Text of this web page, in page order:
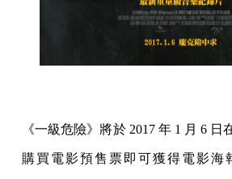
《一級危險》將於 2017 年 1 月 6
購買電影預售票即可獲得電影海